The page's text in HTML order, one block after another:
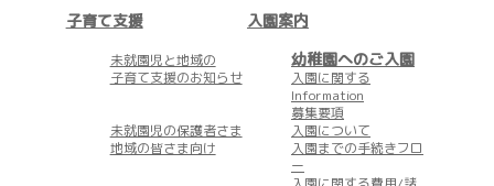
子育て支援
未就園児と地域の
子育て支援のお知らせ
未就園児の保護者さま
地域の皆さま向け
入園案内
幼稚園へのご入園
入園に関する
Information
募集要項
入園について
入園までの手続きフロ
ー